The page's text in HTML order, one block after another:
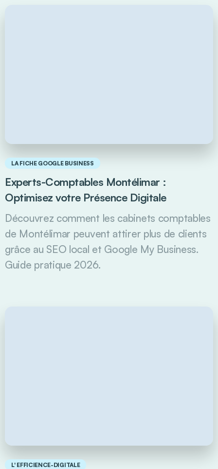
LA FICHE GOOGLE BUSINESS
Experts-Comptables Montélimar :
Optimisez votre Présence Digitale
Découvrez comment les cabinets comptables
de Montélimar peuvent attirer plus de clients
grâce au SEO local et Google My Business.
Guide pratique 2026.
L' EFFICIENCE-DIGITALE